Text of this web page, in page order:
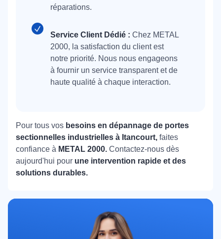
réparations.
Service Client Dédié : Chez METAL
2000, la satisfaction du client est
notre priorité. Nous nous engageons
à fournir un service transparent et de
haute qualité à chaque interaction.
Pour tous vos besoins en dépannage de portes
sectionnelles industrielles à Itancourt, faites
confiance à METAL 2000. Contactez-nous dès
aujourd'hui pour une intervention rapide et des
solutions durables.